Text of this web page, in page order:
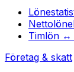
Timlön ↔
Företag & skatt